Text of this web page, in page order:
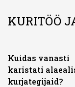
KURITÖÖ
Kuidas vanasti
karistati
kurjategijaid?